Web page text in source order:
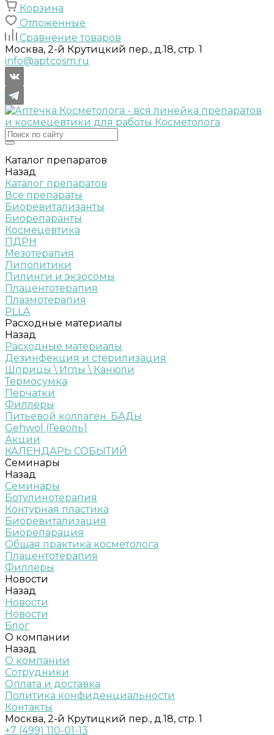
Корзина
Отложенные
Сравнение товаров
Москва, 2-й Крутицкий пер., д.18, стр. 1
info@aptcosm.ru
Каталог препаратов
Назад
Каталог препаратов
Все препараты
Биоревитализанты
Биорепаранты
Космецевтика
ПДРН
Мезотерапия
Липолитики
Пилинги и экзосомы
Плацентотерапия
Плазмотерапия
PLLA
Расходные материалы
Назад
Расходные материалы
Дезинфекция и стерилизация
Шприцы \ Иглы \ Канюли
Термосумка
Перчатки
Филлеры
Питьевой коллаген. БАДы
Gehwol (Геволь)
Акции
КАЛЕНДАРЬ СОБЫТИЙ
Семинары
Назад
Семинары
Ботулинотерапия
Контурная пластика
Биоревитализация
Биорепарация
Общая практика косметолога
Плацентотерапия
Филлеры
Новости
Назад
Новости
Новости
Блог
О компании
Назад
О компании
Сотрудники
Оплата и доставка
Политика конфиденциальности
Контакты
Москва, 2-й Крутицкий пер., д.18, стр. 1
+7 (499) 110-01-13